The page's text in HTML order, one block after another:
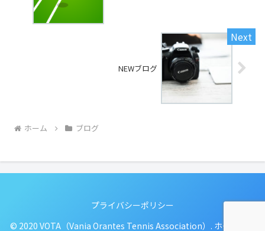
NEWブログ
ホーム ブログ
プライバシーポリシー
© 2020 VOTA（Vania Orantes Tennis Association）. ホームペー